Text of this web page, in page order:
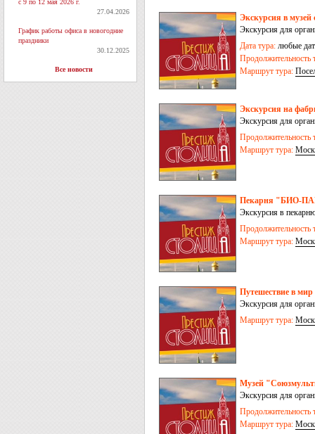
с 9 по 12 мая 2026 г.
27.04.2026
График работы офиса в новогодние
праздники
30.12.2025
Все новости
Экскурсия в
Экскурсия для
Дата тура: любые
Продолжительность
Маршрут тура:
Экскурсия на
Экскурсия для
Продолжительность
Маршрут тура:
Пекарня "БИО-
Экскурсия в
Продолжительность
Маршрут тура:
Путешествие в
Экскурсия для
Маршрут тура:
Музей
Экскурсия для
Продолжительность
Маршрут тура: